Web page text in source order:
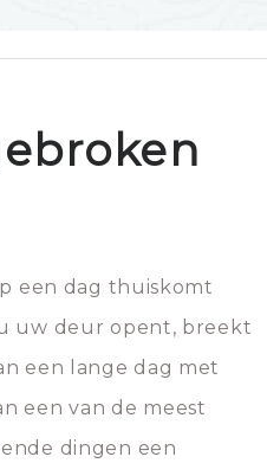
een dag thuiskomt
uw deur opent, breekt
een lange dag met
een van de meest
dingen een